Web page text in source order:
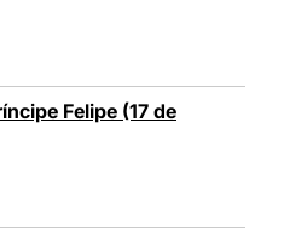
Felipe (17 de